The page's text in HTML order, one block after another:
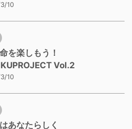
10
を楽しもう！
Vol.2
10
あなたらしく